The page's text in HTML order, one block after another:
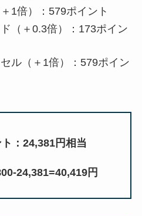
1倍）：579ポイント
（＋0.3倍）：173ポイン
ル（＋1倍）：579ポイン
：24,381円相当
24,381=40,419円